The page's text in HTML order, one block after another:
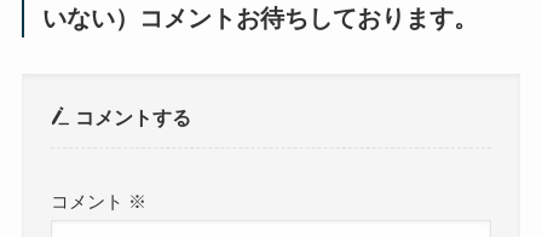
いない）コメントお待ちしております。
コメントする
コメント ※